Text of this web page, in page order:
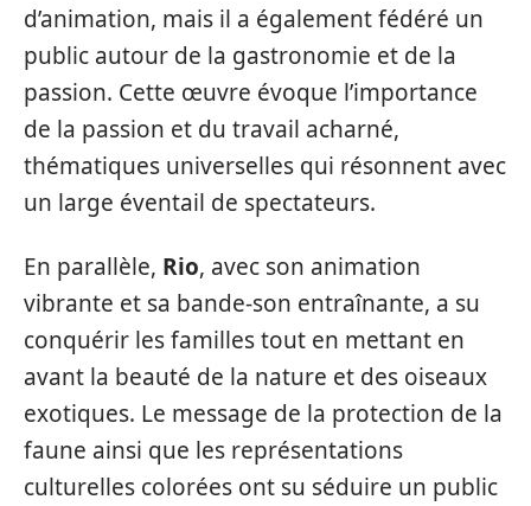
d’animation, mais il a également fédéré un
public autour de la gastronomie et de la
passion. Cette œuvre évoque l’importance
de la passion et du travail acharné,
thématiques universelles qui résonnent avec
un large éventail de spectateurs.
En parallèle, Rio, avec son animation
vibrante et sa bande-son entraînante, a su
conquérir les familles tout en mettant en
avant la beauté de la nature et des oiseaux
exotiques. Le message de la protection de la
faune ainsi que les représentations
culturelles colorées ont su séduire un public